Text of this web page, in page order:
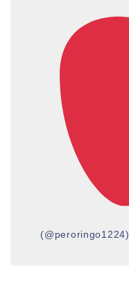
(@peroringo1224)